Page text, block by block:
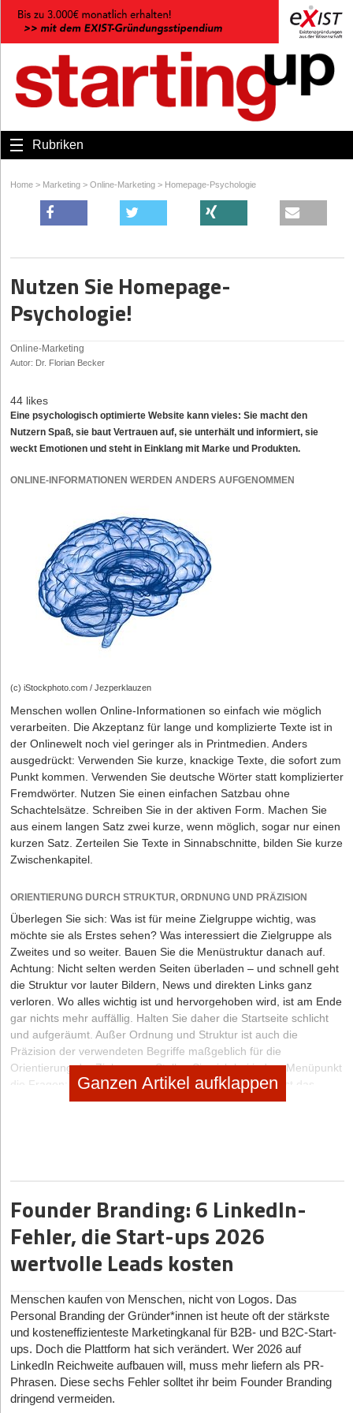
Rubriken
Home > Marketing > Online-Marketing > Homepage-Psychologie
Nutzen Sie Homepage-
Psychologie!
Online-Marketing
Autor: Dr. Florian Becker
44 likes
Eine psychologisch optimierte Website kann vieles: Sie macht den
Nutzern Spaß, sie baut Vertrauen auf, sie unterhält und informiert, sie
weckt Emotionen und steht in Einklang mit Marke und Produkten.
ONLINE-INFORMATIONEN WERDEN ANDERS AUFGENOMMEN
(c) iStockphoto.com / Jezperklauzen
Menschen wollen Online-Informationen so einfach wie möglich
verarbeiten. Die Akzeptanz für lange und komplizierte Texte ist in
der Onlinewelt noch viel geringer als in Printmedien. Anders
ausgedrückt: Verwenden Sie kurze, knackige Texte, die sofort zum
Punkt kommen. Verwenden Sie deutsche Wörter statt komplizierter
Fremdwörter. Nutzen Sie einen einfachen Satzbau ohne
Schachtelsätze. Schreiben Sie in der aktiven Form. Machen Sie
aus einem langen Satz zwei kurze, wenn möglich, sogar nur einen
kurzen Satz. Zerteilen Sie Texte in Sinnabschnitte, bilden Sie kurze
Zwischenkapitel.
ORIENTIERUNG DURCH STRUKTUR, ORDNUNG UND PRÄZISION
Überlegen Sie sich: Was ist für meine Zielgruppe wichtig, was
möchte sie als Erstes sehen? Was interessiert die Zielgruppe als
Zweites und so weiter. Bauen Sie die Menüstruktur danach auf.
Achtung: Nicht selten werden Seiten überladen – und schnell geht
die Struktur vor lauter Bildern, News und direkten Links ganz
verloren. Wo alles wichtig ist und hervorgehoben wird, ist am Ende
gar nichts mehr auffällig. Halten Sie daher die Startseite schlicht
und aufgeräumt. Außer Ordnung und Struktur ist auch die
Präzision der verwendeten Begriffe maßgeblich für die
Orientierung der Zielgruppe. Stellen Sie sich bei jedem Menüpunkt
die Fragen: Steht tatsächlich drauf, was auch drin ist? Ist das
wirklich der einfachste und gebräuchlichste Begriff? Wie würde die
Route. Nutzen Sie die ganze Bandbreite, um Ihre Botschaft online
zu kommunizieren! Genauso wichtig wie eine klare Struktur der
Homepage ist die Botschaft an den User: Hier findest du das, was
du suchst. Mindestens ebenso wichtig sind aber gezielte weitere
Stimuli. Diese Stimuli sollten zum Angebot passen, dieses ggf. in
überhaupt mit Text geschehen kann. Darüber hinaus sollten die
Bilder den Besucher psychologisch aktivieren, also aufwecken.
Dafür sind ungewöhnliche Bilder, Abbildungen von Dingen, die für
die Zielgruppe relevant sind, Gesichter und kräftige Kontraste und
Farben zweckmäßig.
VERTRAUEN SCHAFFEN
Ganzen Artikel aufklappen
Founder Branding: 6 LinkedIn-
Fehler, die Start-ups 2026
wertvolle Leads kosten
Menschen kaufen von Menschen, nicht von Logos. Das
Personal Branding der Gründer*innen ist heute oft der stärkste
und kosteneffizienteste Marketingkanal für B2B- und B2C-Start-
ups. Doch die Plattform hat sich verändert. Wer 2026 auf
LinkedIn Reichweite aufbauen will, muss mehr liefern als PR-
Phrasen. Diese sechs Fehler solltet ihr beim Founder Branding
dringend vermeiden.